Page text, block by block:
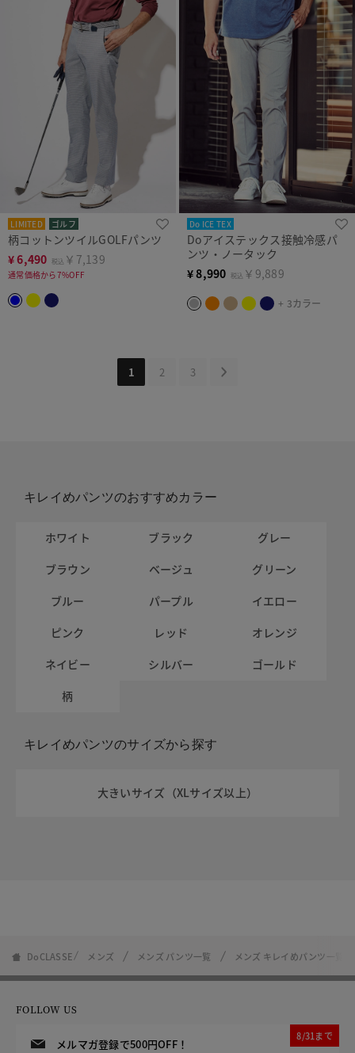
LIMITED ゴルフ
柄コットンツイルGOLFパンツ
¥6,490 税込 ￥7,139
通常価格から7%OFF
Do ICE TEX
Doアイステックス接触冷感パ
ンツ・ノータック
¥8,990 税込 ￥9,889
+ 3カラー
1 2 3
キレイめパンツのおすすめカラー
ホワイト ブラック
グレー
ブラウン
ベージュ
グリーン
ブルー
パープル
イエロー
ピンク
レッド
オレンジ
ネイビー
シルバー
ゴールド
柄
キレイめパンツのサイズから探す
大きいサイズ（XLサイズ以上）
DoCLASSE メンズ メンズ パンツ一覧 メンズ キレイめパンツ一覧
FOLLOW US
メルマガ登録で500円OFF！
8/31まで